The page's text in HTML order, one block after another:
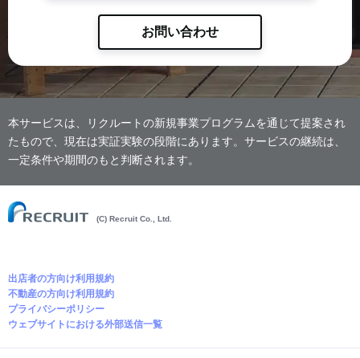
お問い合わせ
本サービスは、リクルートの新規事業プログラムを通じて提案され
たもので、現在は実証実験の段階にあります。サービスの継続は、
一定条件や期間のもと判断されます。
(C) Recruit Co., Ltd.
出店者の方向け利用規約
不動産の方向け利用規約
プライバシーポリシー
ウェブサイトにおける外部送信一覧